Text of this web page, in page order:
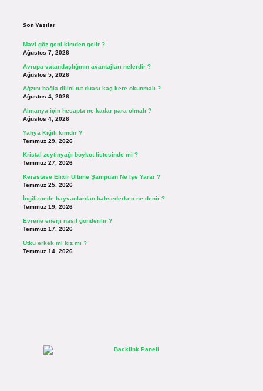
Son Yazılar
Mavi göz geni kimden gelir ?
Ağustos 7, 2026
Avrupa vatandaşlığının avantajları nelerdir ?
Ağustos 5, 2026
Ağzını bağla dilini tut duası kaç kere okunmalı ?
Ağustos 4, 2026
Almanya için hesapta ne kadar para olmalı ?
Ağustos 4, 2026
Yahya Kığılı kimdir ?
Temmuz 29, 2026
Kristal zeytinyağı boykot listesinde mi ?
Temmuz 27, 2026
Kerastase Elixir Ultime Şampuan Ne İşe Yarar ?
Temmuz 25, 2026
İngilizcede hayvanlardan bahsederken ne denir ?
Temmuz 19, 2026
Evrene enerji nasıl gönderilir ?
Temmuz 17, 2026
Utku erkek mi kız mı ?
Temmuz 14, 2026